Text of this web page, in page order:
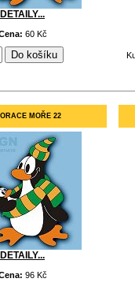
DETAILY...
60 Kč
MOŘE 22
DETAILY...
96 Kč